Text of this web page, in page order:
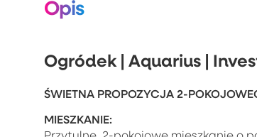
Opis
Ogródek | Aquarius |
ŚWIETNA PROPOZYCJA 2-
MIESZKANIE: